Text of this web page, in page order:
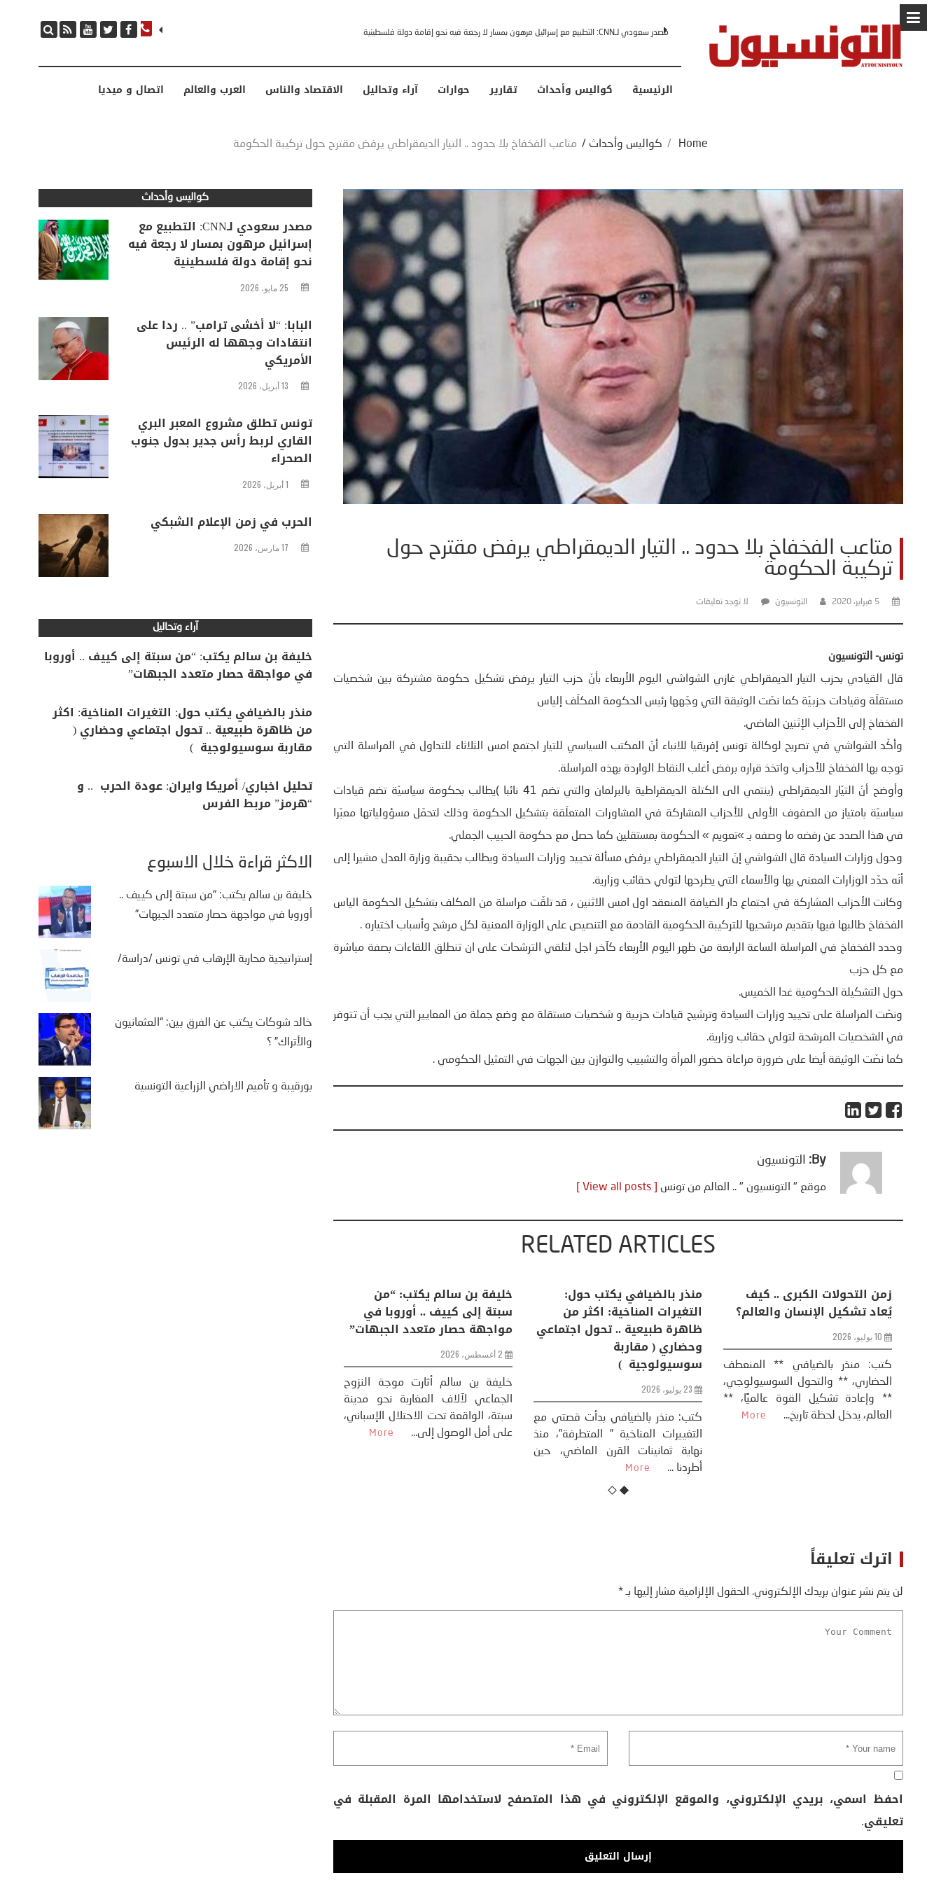
مصدر سعودي لـCNN: التطبيع مع إسرائيل مرهون بمسار لا رجعة فيه نحو إقامة دولة فلسطينية البابا: “لا أخشى ترامب” .. ردا على انتقادات وجهها له الرئيس الأمريكي
الرئيسية كواليس وأحداث تقارير حوارات آراء وتحاليل الاقتصاد والناس العرب والعالم اتصال و ميديا
Home
/ كواليس وأحداث / متاعب الفخفاخ بلا حدود .. التيار الديمقراطي يرفض مقترح حول تركيبة الحكومة
متاعب الفخفاخ بلا حدود .. التيار الديمقراطي يرفض مقترح حول
تركيبة الحكومة
5 فبراير، 2020 التونسيون لا توجد تعليقات
تونس- التونسيون
قال القيادي بحزب التيار الديمقراطي غازي الشواشي اليوم الأربعاء بأنّ حزب التيار يرفض تشكيل حكومة مشتركة بين شخصيات
مستقلّة وقيادات حزبيّة كما نصّت الوثيقة التي وجّهها رئيس الحكومة المكلّف إلياس
الفخفاخ إلى الأحزاب الإثنين الماضي.
وأكّد الشواشي في تصريح لوكالة تونس إفريقيا للانباء أنّ المكتب السياسي للتيار اجتمع امس الثلاثاء للتداول في المراسلة التي
توجه بها الفخفاخ للأحزاب واتخذ قراره برفض أغلب النقاط الواردة بهذه المراسلة.
وأوضح أنّ التيّار الديمقراطي (ينتمي الى الكتلة الديمقراطية بالبرلمان والتي تضم 41 نائبا )يطالب بحكومة سياسيّة تضم قيادات
سياسيّة بامتياز من الصفوف الأولى للأحزاب المشاركة في المشاورات المتعلّقة بتشكيل الحكومة وذلك لتحمّل مسؤولياتها معبّرا
في هذا الصدد عن رفضه ما وصفه بـ »تعويم » الحكومة بمستقلين كما حصل مع حكومة الحبيب الجملي.
وحول وزارات السيادة قال الشواشي إنّ التيار الديمقراطي يرفض مسألة تحييد وزارات السيادة ويطالب بحقيبة وزارة العدل مشيرا إلى
أنّه حدّد الوزارات المعني بها والأسماء التي يطرحها لتولي حقائب وزارية.
وكانت الأحزاب المشاركة في اجتماع دار الضيافة المنعقد اول امس الاثنين ، قد تلقّت مراسلة من المكلف بتشكيل الحكومة الياس
الفخفاخ طالبها فيها بتقديم مرشحيها للتركيبة الحكومية القادمة مع التنصيص على الوزارة المعنية لكل مرشح وأسباب اختياره .
وحدد الفخفاخ في المراسلة الساعة الرابعة من ظهر اليوم الأربعاء كآخر اجل لتلقي الترشحات على ان تنطلق اللقاءات بصفة مباشرة
مع كل حزب
حول التشكيلة الحكومية غدا الخميس.
ونصّت المراسلة على تحييد وزارات السيادة وترشيح قيادات حزبية و شخصيات مستقلة مع وضع جملة من المعايير التي يجب أن تتوفر
في الشخصيات المرشحة لتولي حقائب وزارية.
كما نصّت الوثيقة أيضا على ضرورة مراعاة حضور المرأة والتشبيب والتوازن بين الجهات في التمثيل الحكومي .
By: التونسيون
موقع " التونسيون " .. العالم من تونس [ View all posts ]
RELATED ARTICLES
منذر بالضيافي يكتب حول:
التغيرات المناخية: اكثر من
ظاهرة طبيعية .. تحول اجتماعي
وحضاري ( مقاربة
سوسيولوجية )
23 يوليو، 2026
كتب: منذر بالضيافي بدأت قصتي مع
التغييرات المناخية ” المتطرفة”، منذ
زمن التحولات الكبرى .. كيف
يُعاد تشكيل الإنسان والعالم؟
10 يوليو، 2026
كتب: منذر بالضيافي ** المنعطف
الحضاري، ** والتحول السوسيولوجي،
** وإعادة تشكيل القوة عالميًا، **
العالم، يدخل لحظة تاريخ...
More
تحليل اخباري/ أمريكا وايران:
عودة الحرب .. و “هرمز” مربط
الفرس
8 يوليو، 2026
تحليل – منذر بالضيافي عاد الرئيس
الأمريكي دونالد ترامب إلى قصف
ايران، وذلك ردا على ما اعتبره الرئيس
اترك تعليقاً
لن يتم نشر عنوان بريدك الإلكتروني. الحقول الإلزامية مشار إليها بـ*
احفظ اسمي، بريدي الإلكتروني، والموقع الإلكتروني في هذا المتصفح لاستخدامها المرة المقبلة في
تعليقي.
كواليس وأحداث
مصدر سعودي لـCNN: التطبيع مع
إسرائيل مرهون بمسار لا رجعة فيه
نحو إقامة دولة فلسطينية
25 مايو، 2026
البابا: “لا أخشى ترامب” .. ردا على
انتقادات وجهها له الرئيس
الأمريكي
13 أبريل، 2026
تونس تطلق مشروع المعبر البري
القاري لربط رأس جدير بدول جنوب
الصحراء
1 أبريل، 2026
الحرب في زمن الإعلام الشبكي
17 مارس، 2026
آراء وتحاليل
خليفة بن سالم يكتب: “من سبتة إلى كييف .. أوروبا
في مواجهة حصار متعدد الجبهات”
منذر بالضيافي يكتب حول: التغيرات المناخية: اكثر
من ظاهرة طبيعية .. تحول اجتماعي وحضاري (
مقاربة سوسيولوجية )
تحليل اخباري/ أمريكا وايران: عودة الحرب .. و
“هرمز” مربط الفرس
الأكثر قراءة خلال الأسبوع
خليفة بن سالم يكتب: “من سبتة إلى كييف ..
أوروبا في مواجهة حصار متعدد الجبهات”
إستراتيجية محاربة الإرهاب في تونس /دراسة/
خالد شوكات يكتب عن الفرق بين: “العثمانيون
والأتراك” ؟
بورقيبة و تأميم الاراضي الزراعية التونسية